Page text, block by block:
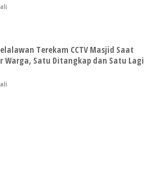
Terekam CCTV Masjid Saat
Warga, Satu Ditangkap dan Satu Lagi